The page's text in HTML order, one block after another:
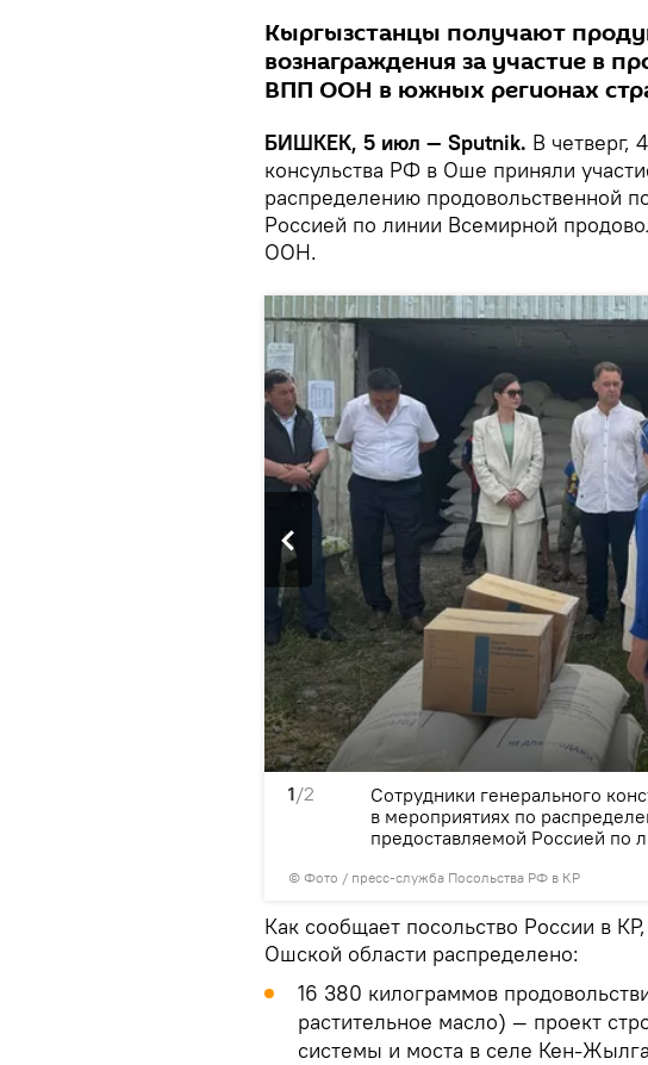
Кыргызстанцы получают
вознаграждения за участие в
ВПП ООН в южных регионах
БИШКЕК, 5 июл — Sputnik. В четверг,
консульства РФ в Оше приняли
распределению продовольственной
Россией по линии Всемирной
ООН.
1/2
© Фото / пресс-служба Посольства РФ в КР
Сотрудники генерального
в мероприятиях по
предоставляемой Россией по
Как сообщает посольство России в
Ошской области распределено:
16 380 килограммов
растительное масло) — проект
системы и моста в селе Кен-